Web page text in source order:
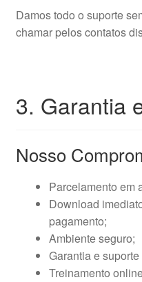
Damos todo o suporte
chamar pelos contatos
3. Garantia
Nosso
Parcelamento em
Download
pagamento;
Ambiente seguro;
Garantia e
Treinamento